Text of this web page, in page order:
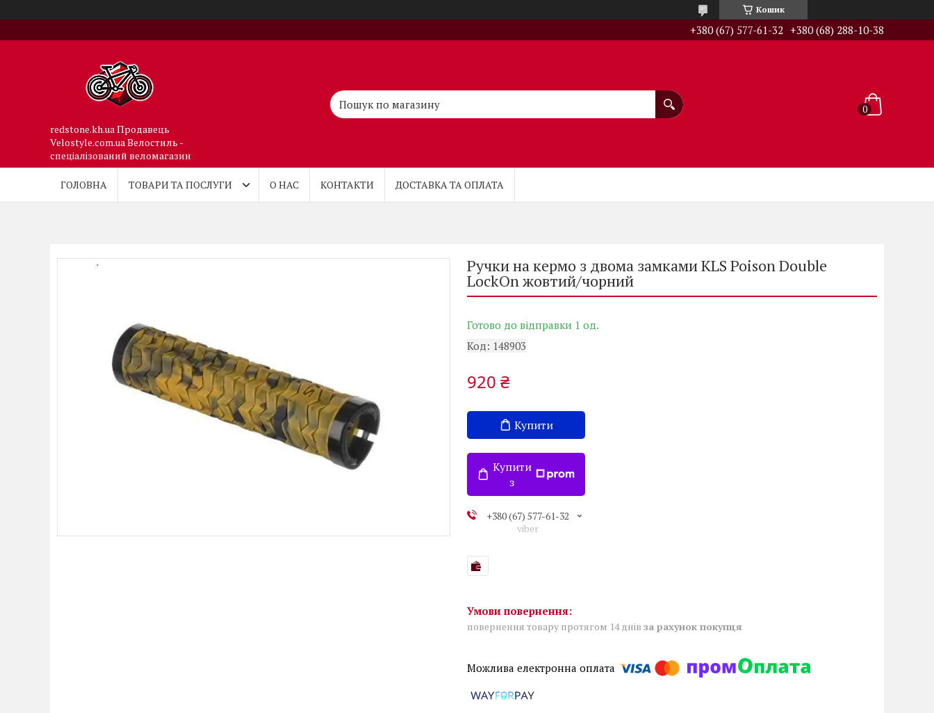
Кошик
+380 (67) 577-61-32 +380 (68) 288-10-38
redstone.kh.ua Продавець
Velostyle.com.ua Велостиль -
спеціалізований веломагазин
ГОЛОВНА ТОВАРИ ТА ПОСЛУГИ О НАС КОНТАКТИ ДОСТАВКА ТА ОПЛАТА
Ручки на кермо з двома замками KLS Poison Double
LockOn жовтий/чорний
Готово до відправки 1 од.
Код: 148903
920 ₴
Купити
Купити
з
+380 (67) 577-61-32
viber
повернення товару протягом 14 днів за рахунок покупця